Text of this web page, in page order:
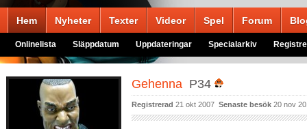
Hem Nyheter Texter Videor Spel Forum
Onlinelista Släppdatum Uppdateringar Specialarkiv
Gehenna P34
Registrerad 21 okt 2007 Senaste besök 20 nov